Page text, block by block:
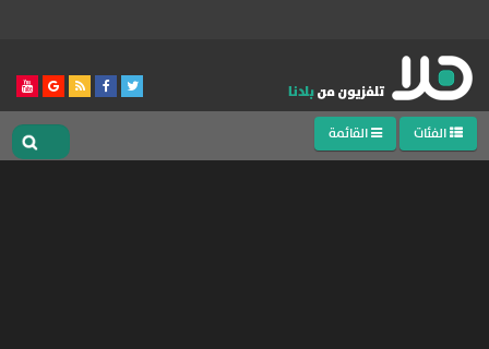
الفئات القائمة